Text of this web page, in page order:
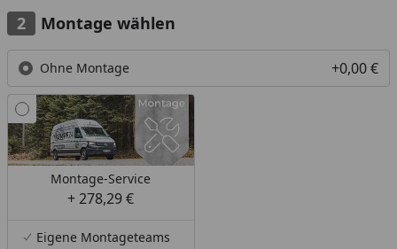
Montage wählen
Ohne Montage +0,00 €
Montage-Service
+ 278,29 €
Eigene Montageteams